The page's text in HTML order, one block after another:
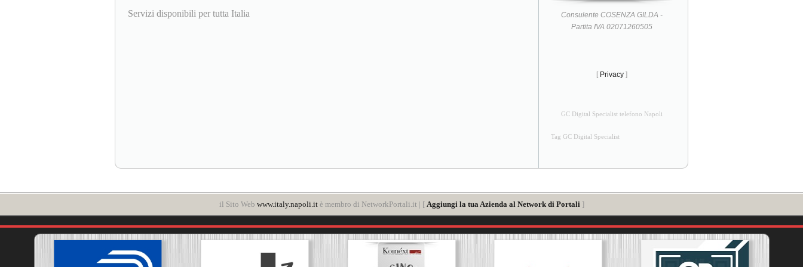
Servizi disponibili per tutta Italia
Consulente COSENZA GILDA -
Partita IVA 02071260505
[ Privacy ]
GC Digital Specialist telefono Napoli
Tag GC Digital Specialist
il Sito Web www.italy.napoli.itè membro di NetworkPortali.it | [ Aggiungi la tua Azienda al Network di Portali ]